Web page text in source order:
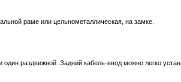
раме или цельнометаллическая, на замке.
раздвижной. Задний кабель-ввод можно легко